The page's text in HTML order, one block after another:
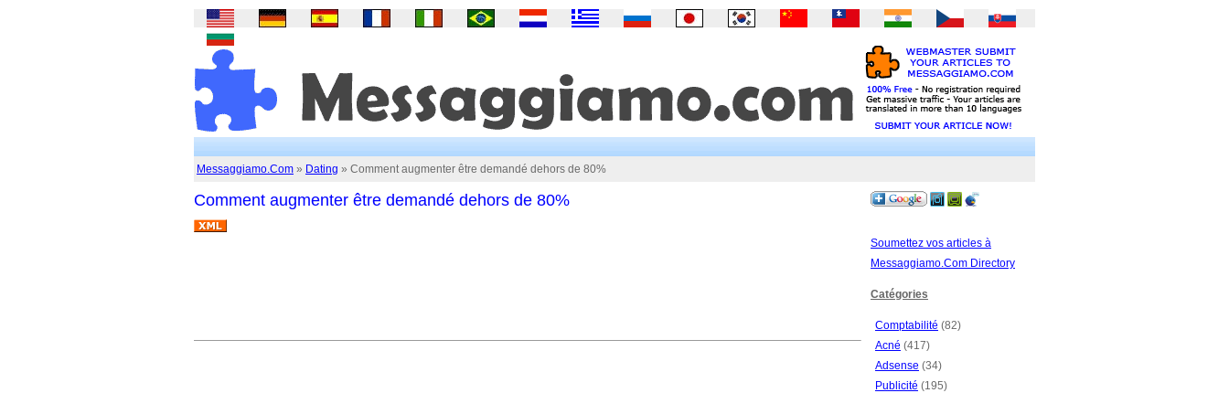
Messaggiamo.Com » Dating » Comment augmenter être demandé dehors de 80%
Comment augmenter être demandé dehors de 80%
Soumettez vos articles à
Messaggiamo.Com Directory
Catégories
Comptabilité (82)
Acné (417)
Adsense (34)
Publicité (195)